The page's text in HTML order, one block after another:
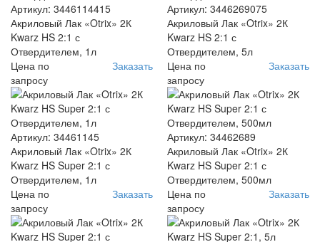
Артикул: 3446114415
Акриловый Лак «Otrix» 2К
Kwarz HS 2:1 с
Отвердителем, 1л
Цена по
запросу
Заказать
Артикул: 3446269075
Акриловый Лак «Otrix» 2К
Kwarz HS 2:1 с
Отвердителем, 5л
Цена по
запросу
Заказать
Артикул: 34461145
Акриловый Лак «Otrix» 2К
Kwarz HS Super 2:1 с
Отвердителем, 1л
Цена по
запросу
Заказать
Артикул: 34462689
Акриловый Лак «Otrix» 2К
Kwarz HS Super 2:1 с
Отвердителем, 500мл
Цена по
запросу
Заказать